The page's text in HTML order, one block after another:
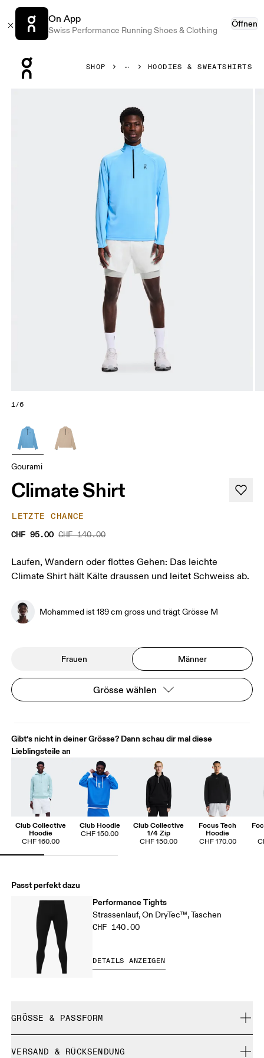
On App
Swiss Performance Running Shoes & Clothing
Öffnen
SHOP HOODIES & SWEATSHIRTS
1/6
Gourami
Climate Shirt
LETZTE CHANCE
CHF 95.00 CHF 140.00
Laufen, Wandern oder flottes Gehen: Das leichte
Climate Shirt hält Kälte draussen und leitet Schweiss ab.
Mohammed ist 189 cm gross und trägt Grösse M
Frauen Männer
Grösse wählen
Gibt‘s nicht in deiner Grösse? Dann schau dir mal diese
Lieblingsteile an
Club Collective
Hoodie
CHF 160.00
Club Hoodie
CHF 150.00
Club Collective
1/4 Zip
CHF 150.00
Focus Tech
Hoodie
CHF 170.00
Passt perfekt dazu
Performance Tights
Strassenlauf, On DryTec™, Taschen
CHF 140.00
DETAILS ANZEIGEN
GRÖSSE & PASSFORM
VERSAND & RÜCKSENDUNG